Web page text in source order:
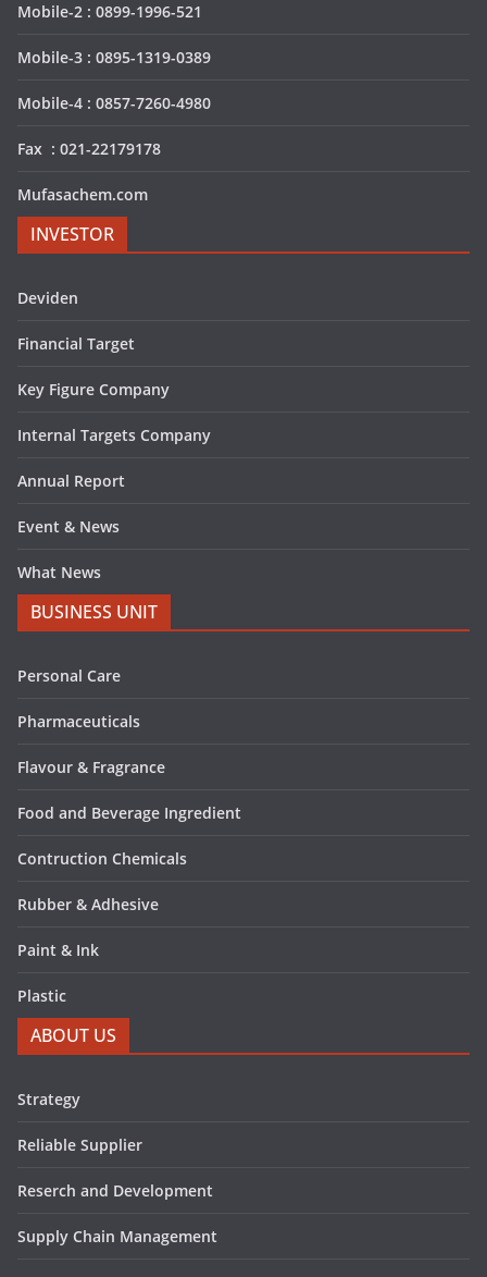
Mobile-2 : 0899-1996-521
Mobile-3 : 0895-1319-0389
Mobile-4 : 0857-7260-4980
Fax : 021-22179178
Mufasachem.com
INVESTOR
Deviden
Financial Target
Key Figure Company
Internal Targets Company
Annual Report
Event & News
What News
BUSINESS UNIT
Personal Care
Pharmaceuticals
Flavour & Fragrance
Food and Beverage Ingredient
Contruction Chemicals
Rubber & Adhesive
Paint & Ink
Plastic
ABOUT US
Strategy
Reliable Supplier
Reserch and Development
Supply Chain Management